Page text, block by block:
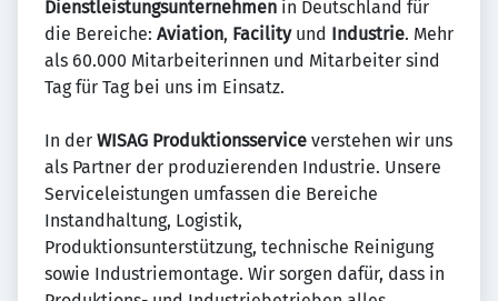
Dienstleistungsunternehmen in Deutschland für
die Bereiche: Aviation, Facility und Industrie. Mehr
als 60.000 Mitarbeiterinnen und Mitarbeiter sind
Tag für Tag bei uns im Einsatz.
In der WISAG Produktionsservice verstehen wir uns
als Partner der produzierenden Industrie. Unsere
Serviceleistungen umfassen die Bereiche
Instandhaltung, Logistik,
Produktionsunterstützung, technische Reinigung
sowie Industriemontage. Wir sorgen dafür, dass in